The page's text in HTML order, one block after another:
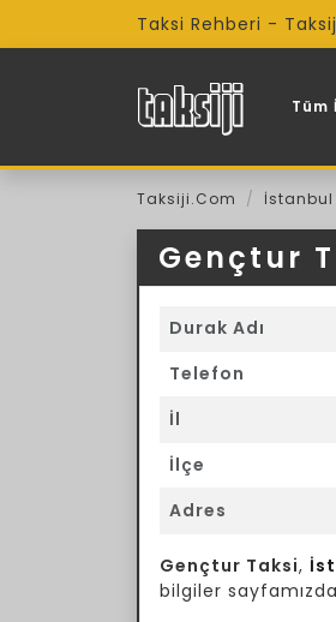
Taksi Rehberi -
Tüm
Taksiji.Com İstanbul
Gençtur
Durak Adı
Telefon
İl
İlçe
Adres
Gençtur Taksi,
bilgiler